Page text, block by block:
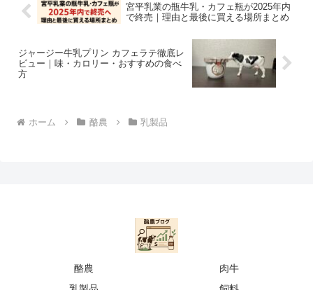
宮平乳業の瓶牛乳・カフェ瓶が2025年内
で終売｜理由と最後に買える場所まとめ
ジャージー牛乳プリン カフェラテ徹底レ
ビュー｜味・カロリー・おすすめの食べ
方
ホーム 酪農 乳製品
酪農
肉牛